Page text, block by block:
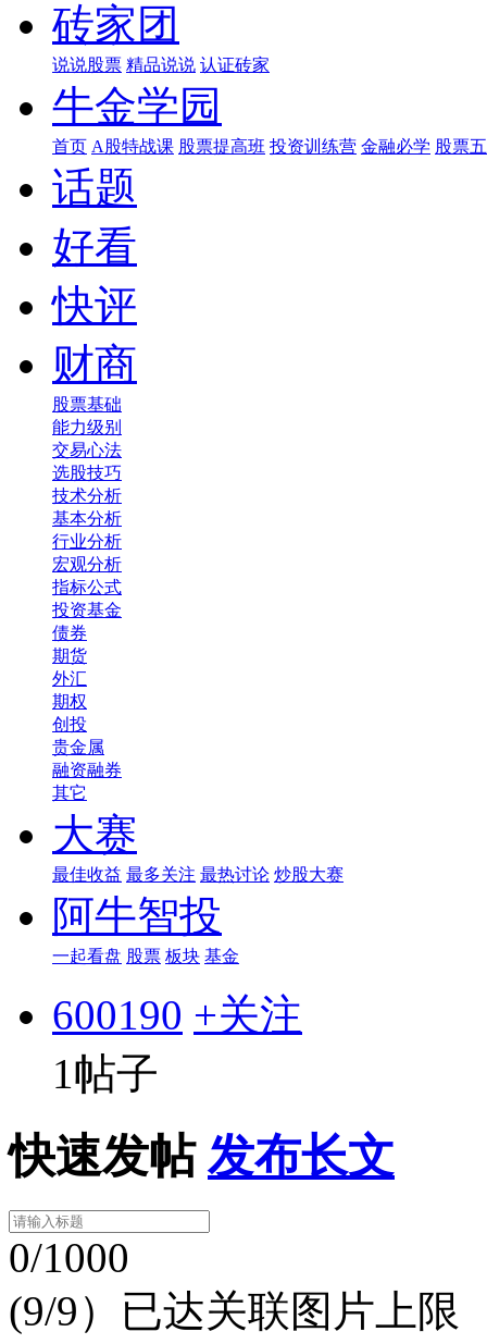
砖家团
说说股票 精品说说 认证砖家
牛金学园
首页 A股特战课 股票提高班 投资训练营 金融必学 股票
话题
好看
快评
财商
股票基础
能力级别
交易心法
选股技巧
技术分析
基本分析
行业分析
宏观分析
指标公式
投资基金
债券
期货
外汇
期权
创投
贵金属
融资融券
其它
大赛
最佳收益 最多关注 最热讨论 炒股大赛
阿牛智投
一起看盘 股票 板块 基金
600190 +关注
1帖子
快速发帖 发布长文
0/1000
(9/9）已达关联图片上限